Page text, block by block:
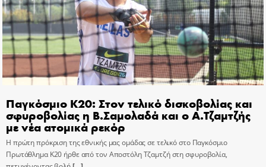
Παγκόσμιο Κ20: Στον τελικό δισκοβολίας και
σφυροβολίας η Β.Σαμολαδά και ο Α.Τζαμτζής
με νέα ατομικά ρεκόρ
Η πρώτη πρόκριση της εθνικής μας ομάδας σε τελικό στο Παγκόσμιο
Πρωτάθλημα Κ20 ήρθε από τον Αποστόλη Τζαμτζή στη σφυροβολία,